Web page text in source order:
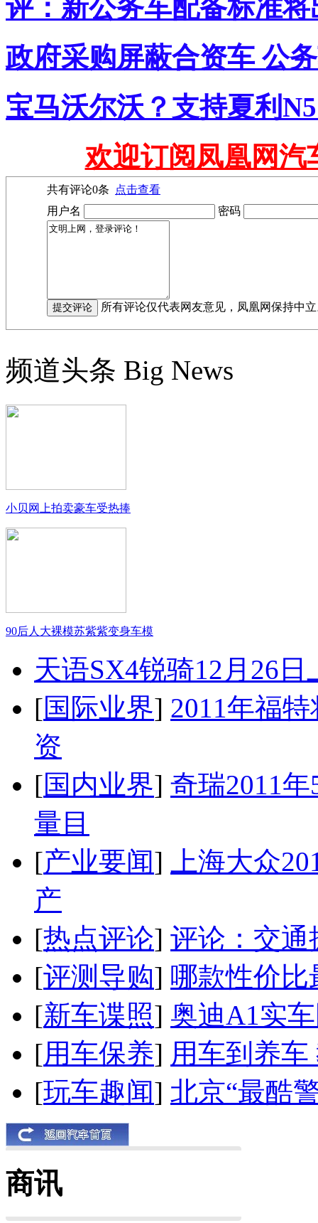
评：新公务车配备标准将
政府采购屏蔽合资车 公
宝马沃尔沃？支持夏利
欢迎订阅凤凰网汽
共有评论0条
点击查看
用户名
密码
所有评论仅代表网友意见，凤凰网保持中
频道头条 Big News
小贝网上拍卖豪车受热捧
90后人大裸模苏紫紫变身车模
天语SX4锐骑12月26
[国际业界] 2011年福
资
[国内业界] 奇瑞2011
量目
[产业要闻]
上海大众
产
[热点评论] 评论：交通
[评测导购] 哪款性价比
[新车谍照] 奥迪A1实
[用车保养] 用车到养
[玩车趣闻] 北京“最酷
商讯